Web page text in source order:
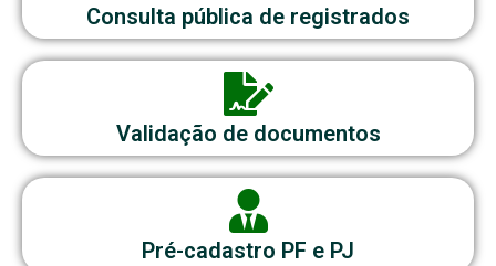
Consulta pública de registrados
Validação de documentos
Pré-cadastro PF e PJ